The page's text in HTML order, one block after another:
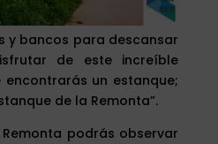
y bancos para descansar
de este increíble
encontrarás un estanque;
de la Remonta”.
podrás observar